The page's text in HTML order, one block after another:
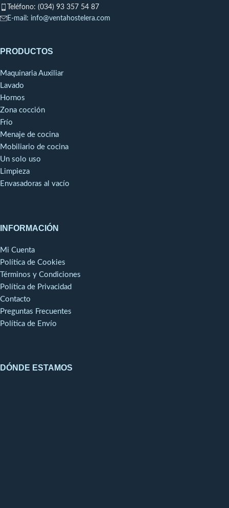
Teléfono: (034) 93 357 54 87
E-mail: info@ventahostelera.com
PRODUCTOS
Maquinaria Auxiliar
Lavado
Hornos
Zona cocción
Frío
Menaje de cocina
Mobiliario de cocina
Un solo uso
Limpieza
Envasadoras al vacío
INFORMACIÓN
Mi Cuenta
Política de Cookies
Términos y Condiciones
Política de Privacidad
Contacto
Preguntas Frecuentes
Política de Envío
DÓNDE ESTAMOS